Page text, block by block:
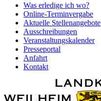
Was erledige ich wo?
Online-Terminvergabe
Aktuelle Stellenangebote
Ausschreibungen
Veranstaltungskalender
Presseportal
Anfahrt
Kontakt